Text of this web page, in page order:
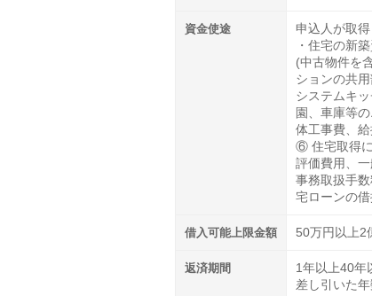
資金使途
申込人が取
・住宅の新
(中古物件を
ションの共
システムキ
園、車庫等
体工事費、
⑥ 住宅取得
評価費用、
事務取扱手
宅ローンの
借入可能上限金額 50万円以上2
返済期間
1年以上40年
差し引いた